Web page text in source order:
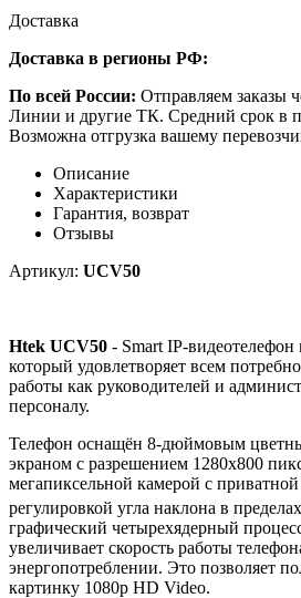
Доставка
Доставка в регионы РФ:
По всей России: Отправляем заказы
Линии и другие ТК. Средний срок в
Возможна отгрузка вашему
Описание
Характеристики
Гарантия, возврат
Отзывы
Артикул: UCV50
Htek UCV50 - Smart IP-видеотелефон
который удовлетворяет всем
работы как руководителей и
персоналу.
Телефон оснащён 8-дюймовым
экраном c разрешением 1280x800
мегапиксельной камерой с
регулировкой угла наклона в
графический четырехядерный
увеличивает скорость работы
энергопотреблении. Это позволяет
картинку 1080p HD Video.